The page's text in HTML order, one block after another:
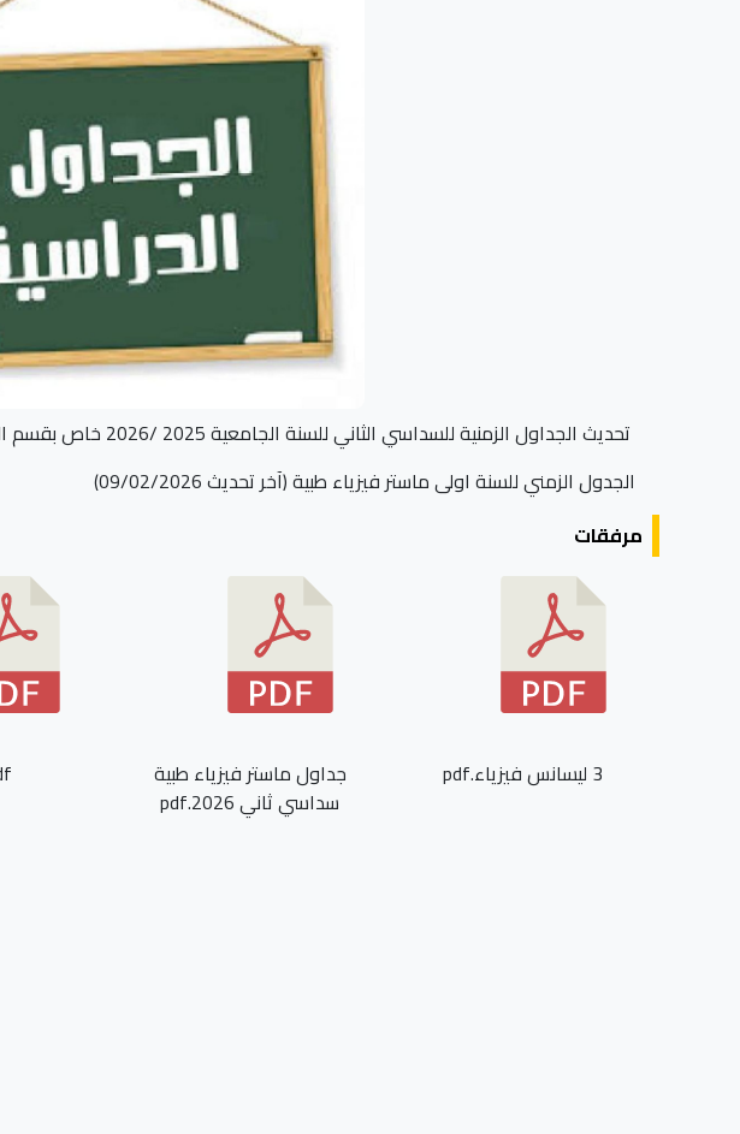
تحديث الجداول الزمنية للسداسي الثاني للسنة الجامعية 2025 /2026 خاص بقسم الفيزياء
الجدول الزمني للسنة اولى ماستر فيزياء طبية (آخر تحديث 09/02/2026)
مرفقات
3 ليسانس فيزياء.pdf
جداول ماستر فيزياء طبية
سداسي ثاني 2026.pdf